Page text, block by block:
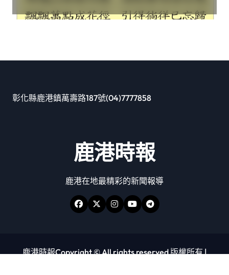
彰化縣鹿港鎮萬壽路187號(04)7777858
鹿港時報
鹿港在地最精彩的新聞報導
鹿港時報Copyright © All rights reserved 版權所有|